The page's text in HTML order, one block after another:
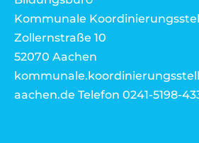
Kommunale
Zollernstraße 10
52070 Aachen
aachen.de Telefon 0241-5198-